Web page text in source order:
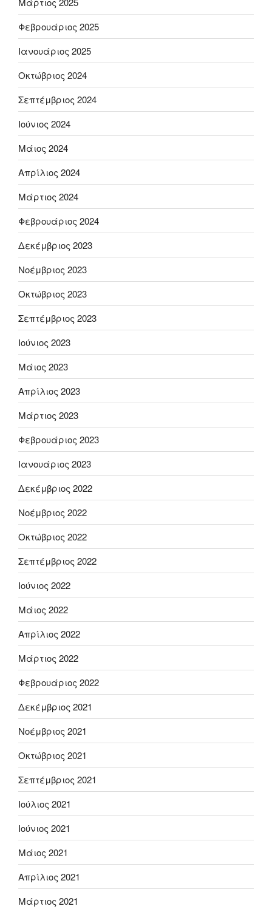
Φεβρουάριος 2025
Ιανουάριος 2025
Οκτώβριος 2024
Σεπτέμβριος 2024
Ιούνιος 2024
Μάιος 2024
Απρίλιος 2024
Μάρτιος 2024
Φεβρουάριος 2024
Δεκέμβριος 2023
Νοέμβριος 2023
Οκτώβριος 2023
Σεπτέμβριος 2023
Ιούνιος 2023
Μάιος 2023
Απρίλιος 2023
Μάρτιος 2023
Φεβρουάριος 2023
Ιανουάριος 2023
Δεκέμβριος 2022
Νοέμβριος 2022
Οκτώβριος 2022
Σεπτέμβριος 2022
Ιούνιος 2022
Μάιος 2022
Απρίλιος 2022
Μάρτιος 2022
Φεβρουάριος 2022
Δεκέμβριος 2021
Νοέμβριος 2021
Οκτώβριος 2021
Σεπτέμβριος 2021
Ιούλιος 2021
Ιούνιος 2021
Μάιος 2021
Απρίλιος 2021
Μάρτιος 2021